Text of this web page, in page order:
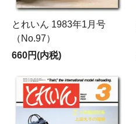
とれいん 1983年1月号
（No.97）
660円(内税)